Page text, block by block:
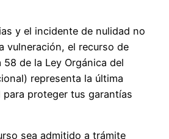
y el incidente de nulidad no
vulneración, el recurso de
de la Ley Orgánica del
representa la última
proteger tus garantías
sea admitido a trámite